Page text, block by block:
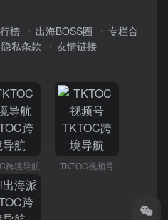
榜 出海BOSS圈
专栏合
隐私条款 友情链接
跨境导航 TKTOC视频号